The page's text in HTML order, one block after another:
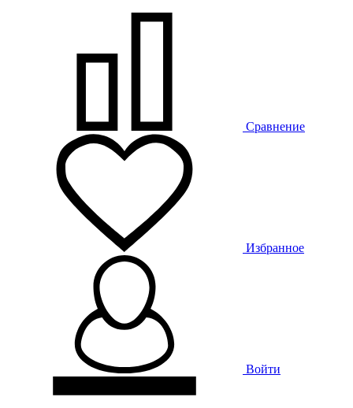
Сравнение
Избранное
Войти